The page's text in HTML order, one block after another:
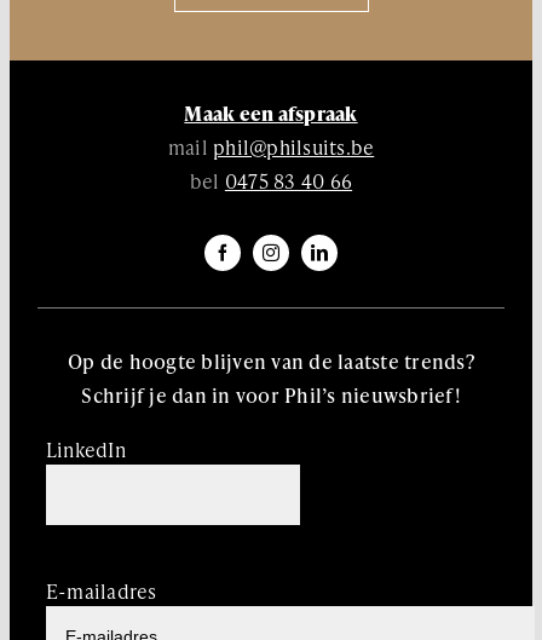
Maak een afspraak
mail phil@philsuits.be
bel 0475 83 40 66
Op de hoogte blijven van de laatste trends?
Schrijf je dan in voor Phil’s nieuwsbrief!
LinkedIn
E-mailadres